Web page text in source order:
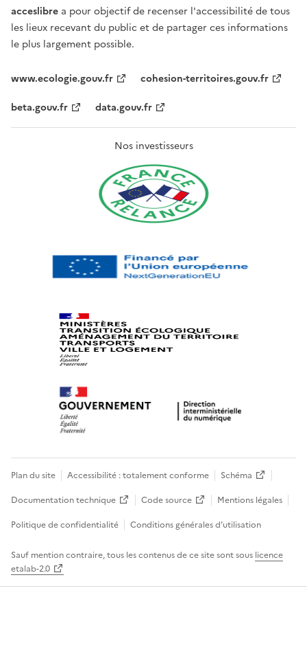
acceslibre a pour objectif de recenser l'accessibilité de tous
les lieux recevant du public et de partager ces informations
le plus largement possible.
www.ecologie.gouv.fr
cohesion-territoires.gouv.fr
beta.gouv.fr
data.gouv.fr
Nos investisseurs
Plan du site Accessibilité : totalement conforme
Schéma
Documentation technique
Code source
Mentions légales
Politique de confidentialité
Conditions générales d’utilisation
Sauf mention contraire, tous les contenus de ce site sont sous licence
etalab-2.0